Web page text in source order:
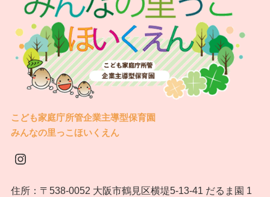
こども家庭庁所管企業主導型保育園
みんなの里っこほいくえん
Instagram
住所：〒538-0052 大阪市鶴見区横堤5-13-41 だるま園 1